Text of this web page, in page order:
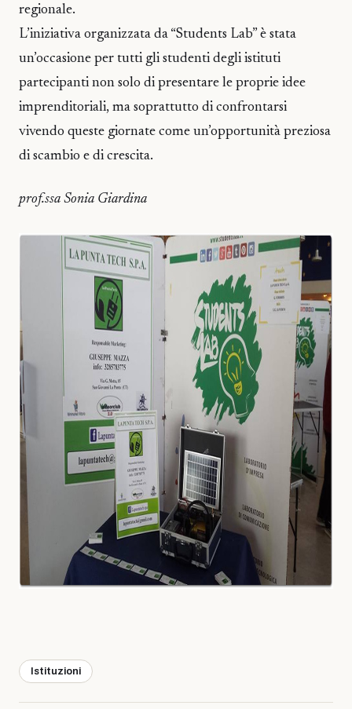
regionale.
L’iniziativa organizzata da “Students Lab” è stata
un’occasione per tutti gli studenti degli istituti
partecipanti non solo di presentare le proprie idee
imprenditoriali, ma soprattutto di confrontarsi
vivendo queste giornate come un’opportunità preziosa
di scambio e di crescita.
prof.ssa Sonia Giardina
Istituzioni